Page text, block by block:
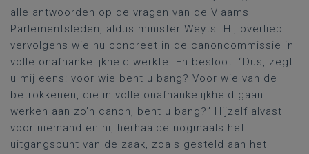
alle antwoorden op de vragen van de Vlaams
Parlementsleden, aldus minister Weyts. Hij overliep
vervolgens wie nu concreet in de canoncommissie in
volle onafhankelijkheid werkte. En besloot: “Dus, zegt
u mij eens: voor wie bent u bang? Voor wie van de
betrokkenen, die in volle onafhankelijkheid gaan
werken aan zo’n canon, bent u bang?” Hijzelf alvast
voor niemand en hij herhaalde nogmaals het
uitgangspunt van de zaak, zoals gesteld aan het